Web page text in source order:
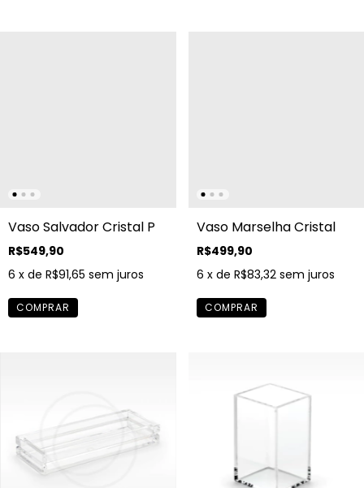
Vaso Salvador Cristal P
R$549,90
6 x de R$91,65 sem juros
Vaso Marselha Cristal
R$499,90
6 x de R$83,32 sem juros